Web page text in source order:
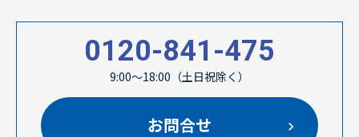
0120-841-475
9:00～18:00（土日祝除く）
お問合せ